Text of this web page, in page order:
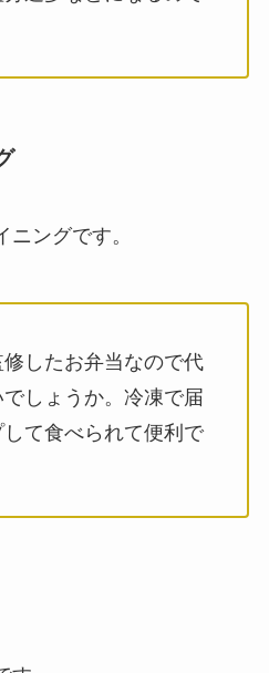
ングです。
したお弁当なので代
しょうか。冷凍で届
て食べられて便利で